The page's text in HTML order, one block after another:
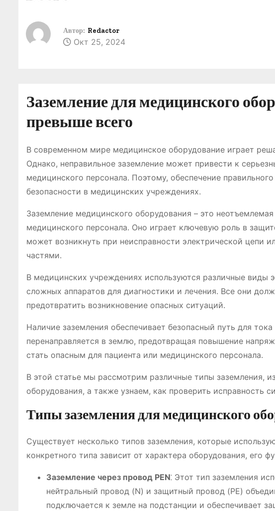
Автор: Redactor
Окт 25, 2024
Заземление для медицинского
превыше всего
В современном мире медицинское оборудование играет
Однако, неправильное заземление может привести к
медицинского персонала. Поэтому, обеспечение
безопасности в медицинских учреждениях.
Заземление медицинского оборудования – это
медицинского персонала. Оно играет ключевую роль в
может возникнуть при неисправности электрической цепи
частями.
В медицинских учреждениях используются различные виды
сложных аппаратов для диагностики и лечения. Все они
предотвратить возникновение опасных ситуаций.
Наличие заземления обеспечивает безопасный путь для
перенаправляется в землю, предотвращая повышение
стать опасным для пациента или медицинского персонала.
В этой статье мы рассмотрим различные типы заземления,
оборудования, а также узнаем, как проверить исправность
Типы заземления для медицинского
Существует несколько типов заземления, которые
конкретного типа зависит от характера оборудования, его
Заземление через провод PEN⁚ Этот тип заземления
нейтральный провод (N) и защитный провод (PE)
подключается к земле на подстанции и обеспечивает